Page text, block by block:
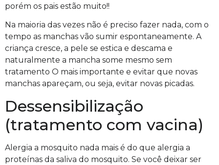
porém os pais estão muito!!
Na maioria das vezes não é preciso fazer nada, com o
tempo as manchas vão sumir espontaneamente. A
criança cresce, a pele se estica e descama e
naturalmente a mancha some mesmo sem
tratamento O mais importante e evitar que novas
manchas apareçam, ou seja, evitar novas picadas.
Dessensibilização
(tratamento com vacina)
Alergia a mosquito nada mais é do que alergia a
proteínas da saliva do mosquito. Se você deixar ser